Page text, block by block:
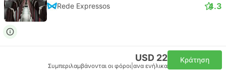
Rede Expressos 4.3
USD 22
Συμπεριλαμβάνονται οι φόροι ανα ενήλικα
Κράτηση